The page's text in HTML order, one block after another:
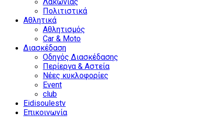
Λακωνίας
Πολιτιστικά
Αθλητικά
Αθλητισμός
Car & Moto
Διασκέδαση
Οδηγός Διασκέδασης
Περίεργα & Αστεία
Νέες κυκλοφορίες
Event
club
Eidisoulestv
Επικοινωνία